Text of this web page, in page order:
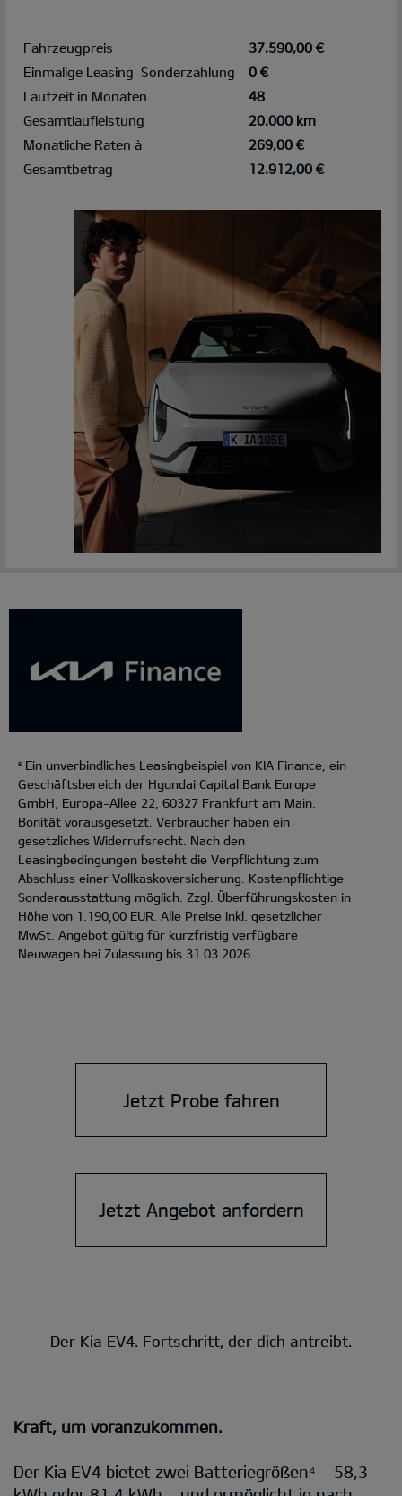
Fahrzeugpreis
37.590,00 €
Einmalige Leasing-Sonderzahlung
0 €
Laufzeit in Monaten
48
Gesamtlaufleistung
20.000 km
Monatliche Raten à
269,00 €
Gesamtbetrag
12.912,00 €
6
Ein unverbindliches Leasingbeispiel von KIA Finance, ein
Geschäftsbereich der Hyundai Capital Bank Europe
GmbH, Europa-Allee 22, 60327 Frankfurt am Main.
Bonität vorausgesetzt. Verbraucher haben ein
gesetzliches Widerrufsrecht. Nach den
Leasingbedingungen besteht die Verpflichtung zum
Abschluss einer Vollkaskoversicherung. Kostenpflichtige
Sonderausstattung möglich. Zzgl. Überführungskosten in
Höhe von 1.190,00 EUR. Alle Preise inkl. gesetzlicher
MwSt. Angebot gültig für kurzfristig verfügbare
Neuwagen bei Zulassung bis 31.03.2026.
Jetzt Probe fahren
Jetzt Angebot anfordern
Der Kia EV4. Fortschritt, der dich antreibt.
Kraft, um voranzukommen.
Der Kia EV4 bietet zwei Batteriegrößen⁴ – 58,3